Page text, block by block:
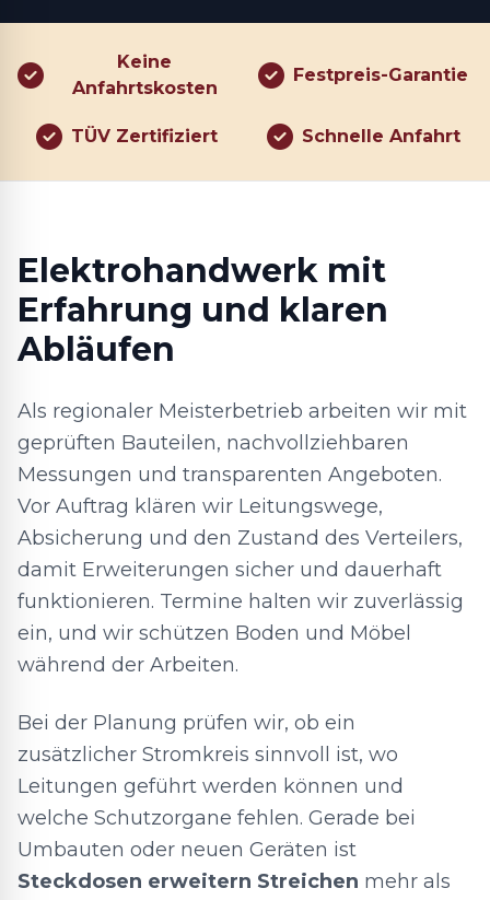
Keine
Anfahrtskosten
Festpreis-Garantie
TÜV Zertifiziert Schnelle Anfahrt
Elektrohandwerk mit
Erfahrung und klaren
Abläufen
Als regionaler Meisterbetrieb arbeiten wir mit
geprüften Bauteilen, nachvollziehbaren
Messungen und transparenten Angeboten.
Vor Auftrag klären wir Leitungswege,
Absicherung und den Zustand des Verteilers,
damit Erweiterungen sicher und dauerhaft
funktionieren. Termine halten wir zuverlässig
ein, und wir schützen Boden und Möbel
während der Arbeiten.
Bei der Planung prüfen wir, ob ein
zusätzlicher Stromkreis sinnvoll ist, wo
Leitungen geführt werden können und
welche Schutzorgane fehlen. Gerade bei
Umbauten oder neuen Geräten ist
Steckdosen erweitern Streichen mehr als